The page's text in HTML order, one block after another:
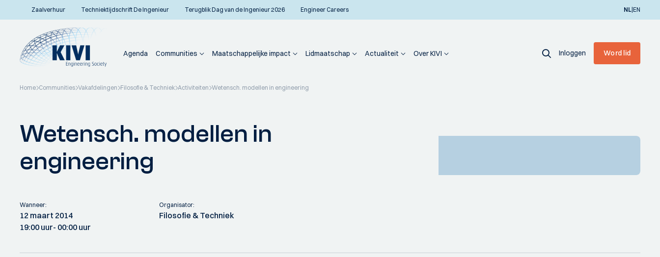
Zaalverhuur Techniektijdschrift De Ingenieur Terugblik Dag van de Ingenieur 2026 Engineer Careers NL|EN
Agenda Communities Maatschappelijke impact Lidmaatschap Actualiteit Over KIVI Inloggen Word lid
Home Communities Vakafdelingen Filosofie & Techniek Activiteiten Wetensch. modellen in engineering
Wetensch. modellen in
engineering
Wanneer:
12 maart 2014
19:00 uur- 00:00 uur
Organisator:
Filosofie & Techniek